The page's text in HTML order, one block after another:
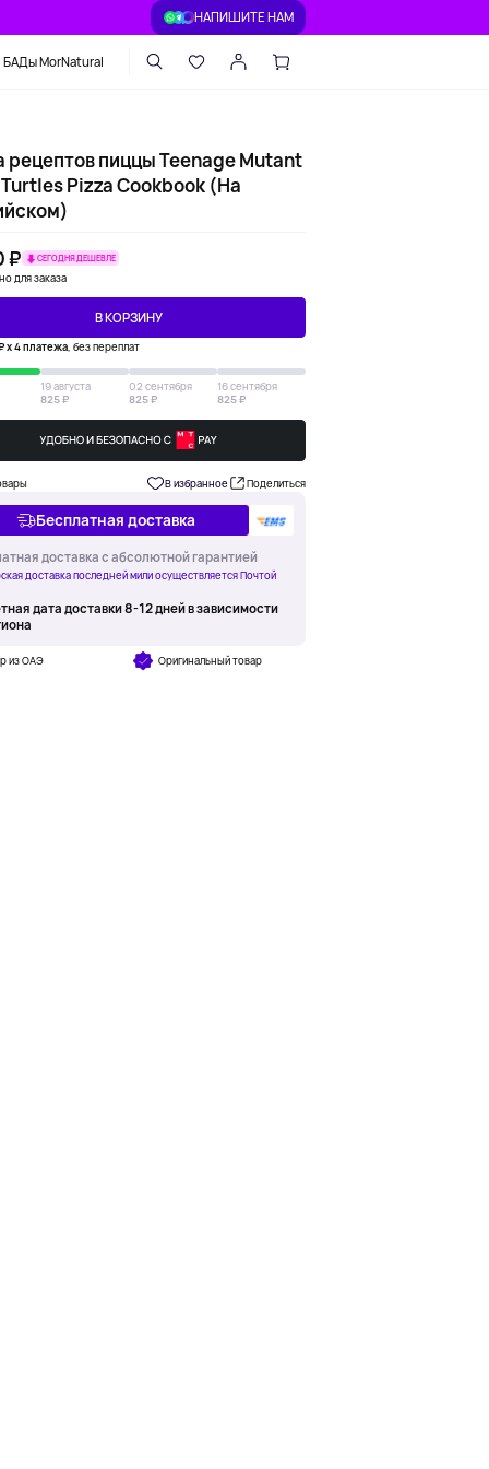
НАПИШИТЕ НАМ
БАДы MorNatural
рецептов пиццы Teenage Mutant
Pizza Cookbook (На
₽
СЕГОДНЯ ДЕШЕВЛЕ
для заказа
В КОРЗИНУ
х 4 платежа, без переплат
19 августа
825 ₽
02 сентября
825 ₽
16 сентября
825 ₽
В избранное Поделиться
Бесплатная доставка
доставка с абсолютной гарантией
доставка последней мили осуществляется Почтой
дата доставки 8-12 дней в зависимости
из ОАЭ Оригинальный товар